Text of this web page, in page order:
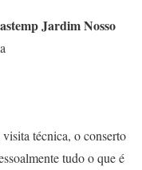
Jardim Nosso
técnica, o conserto
tudo o que é